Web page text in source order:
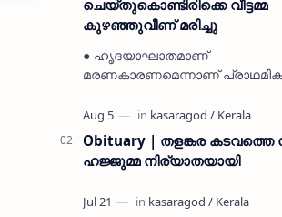
ചെയ്തുകൊണ്ടിരിക്കെ വീട്ടമ്മ
കുഴഞ്ഞുവീണ് മരിച്ചു
● ഹൃദയാഘാതമാണ്
മരണകാരണമെന്നാണ് പ്രാഥമിക
കമ്യൂണിസ്റ്റ് പ്രവർത്തകരായ
രാമൻ്റെയും ചിരുതേയിയുടെയും
മകളാണ് ● വിവരമറിഞ്ഞ്
Obituary | തളങ്കര
ഹജ്ജുമ്മ നിര്യാതയായി